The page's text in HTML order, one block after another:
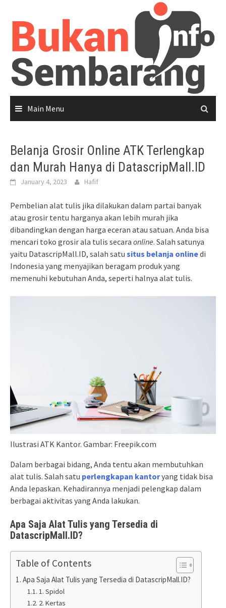
content
Main Menu
Belanja Grosir Online ATK Terlengkap
dan Murah Hanya di DatascripMall.ID
January 4, 2023 Hafif
Pembelian alat tulis jika dilakukan dalam partai banyak
atau grosir tentu harganya akan lebih murah jika
dibandingkan dengan harga eceran atau satuan. Anda bisa
mencari toko grosir ala tulis secara online. Salah satunya
yaitu DatascripMall.ID, salah satu situs belanja onlinedi
Indonesia yang menyajikan beragam produk yang
memenuhi kebutuhan Anda, seperti halnya alat tulis.
Ilustrasi ATK Kantor. Gambar: Freepik.com
Dalam berbagai bidang, Anda tentu akan membutuhkan
alat tulis. Salah satu perlengkapan kantoryang tidak bisa
Anda lepaskan. Kehadirannya menjadi pelengkap dalam
berbagai aktivitas yang Anda lakukan.
Apa Saja Alat Tulis yang Tersedia di
DatascripMall.ID?
Table of Contents
Apa Saja Alat Tulis yang Tersedia di DatascripMall.ID?
1. Spidol
2. Kertas